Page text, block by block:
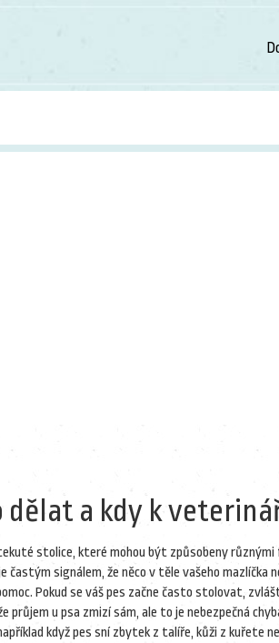
dělat a kdy k
stolice, které mohou být způsobeny
častým signálem, že něco v těle vašeho mazlíčka
Pokud se váš pes začne často stolovat,
průjem u psa zmizí sám, ale to je nebezpečná
když pes sní zbytek z talíře, kůži z kuřete